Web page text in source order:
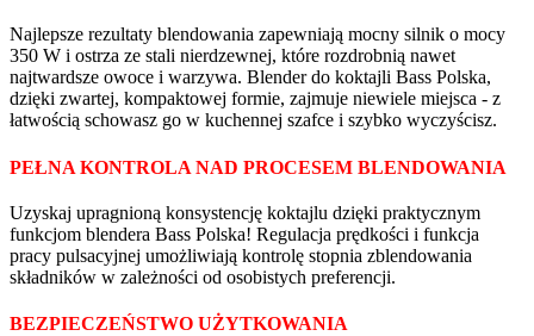
Najlepsze rezultaty blendowania zapewniają mocny silnik o mocy
350 W i ostrza ze stali nierdzewnej, które rozdrobnią nawet
najtwardsze owoce i warzywa. Blender do koktajli Bass Polska,
dzięki zwartej, kompaktowej formie, zajmuje niewiele miejsca - z
łatwością schowasz go w kuchennej szafce i szybko wyczyścisz.
PEŁNA KONTROLA NAD PROCESEM BLENDOWANIA
Uzyskaj upragnioną konsystencję koktajlu dzięki praktycznym
funkcjom blendera Bass Polska! Regulacja prędkości i funkcja
pracy pulsacyjnej umożliwiają kontrolę stopnia zblendowania
składników w zależności od osobistych preferencji.
BEZPIECZEŃSTWO UŻYTKOWANIA